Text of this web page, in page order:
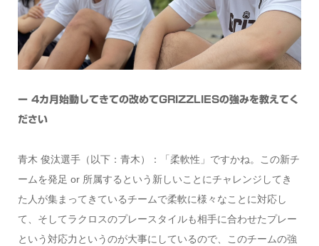
ー 4カ月始動してきての改めてGRIZZLIESの強みを教えてく
ださい
青木 俊汰選手（以下：青木）：「柔軟性」ですかね。この新チ
ームを発足 or 所属するという新しいことにチャレンジしてき
た人が集まってきているチームで柔軟に様々なことに対応し
て、そしてラクロスのプレースタイルも相手に合わせたプレー
という対応力というのが大事にしているので、このチームの強